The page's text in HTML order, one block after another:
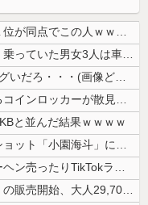
日本をダメにした総理大臣、ワースト１位が同点でこの人ｗｗｗｗｗｗ
【鹿児島】突然右折し路面電車と衝突 乗っていた男女3人は車を放置しダッ...
日向坂OGの最新ランジェリー、もうエグいだろ・・・(画像どーん)
激混みのはずの東京駅で鍵が空いているコインロッカーが散見、「ラッキー」...
と並んだ結果ｗｗｗｗ
【🧟】「ゾンビたばこ売人」と肩組みショット「小園海斗」に注がれる“厳...
ジャンポケ斉藤の被害女性「バウムクーヘン売ったりTikTokライブして...
ジャングリア沖縄「ロイヤルチケット」の販売開始、大人29,700円にｗ...